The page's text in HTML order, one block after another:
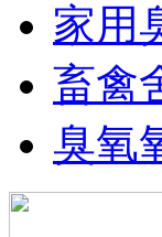
家用
畜禽
臭氧